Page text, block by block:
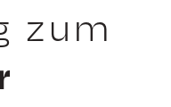
zum